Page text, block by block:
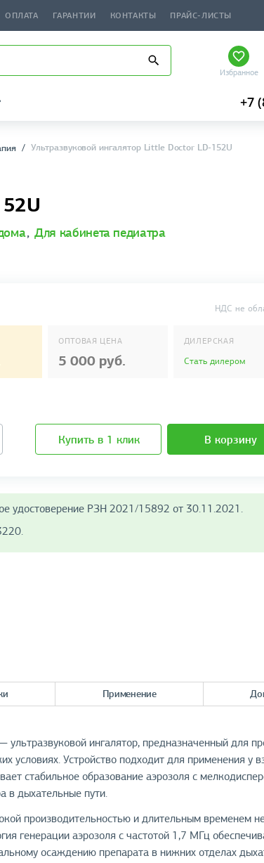
ОПЛАТА ГАРАНТИИ КОНТАКТЫ ПРАЙС-ЛИСТЫ
Избранное
+7
Ультразвуковой ингалятор Little Doctor LD-152U
, Для кабинета педиатра
НДС не
ОПТОВАЯ ЦЕНА
5 000 руб.
ДИЛЕРСКАЯ
Стать дилером
Купить в 1 клик В корзину
удостоверение РЗН 2021/15892 от 30.11.2021.
Применение
ингалятор, предназначенный для
условиях. Устройство подходит для применения у
стабильное образование аэрозоля с
в дыхательные пути.
производительностью и длительным временем
генерации аэрозоля с частотой 1,7 МГц
осаждению препарата в нижних отделах